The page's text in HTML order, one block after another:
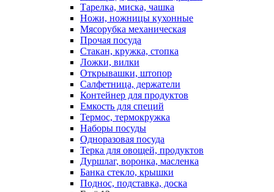
Тарелка, миска, чашка
Ножи, ножницы кухонные
Мясорубка механическая
Прочая посуда
Стакан, кружка, стопка
Ложки, вилки
Открывашки, штопор
Салфетница, держатели
Контейнер для продуктов
Емкость для специй
Термос, термокружка
Наборы посуды
Одноразовая посуда
Терка для овощей, продуктов
Дуршлаг, воронка, масленка
Банка стекло, крышки
Поднос, подставка, доска